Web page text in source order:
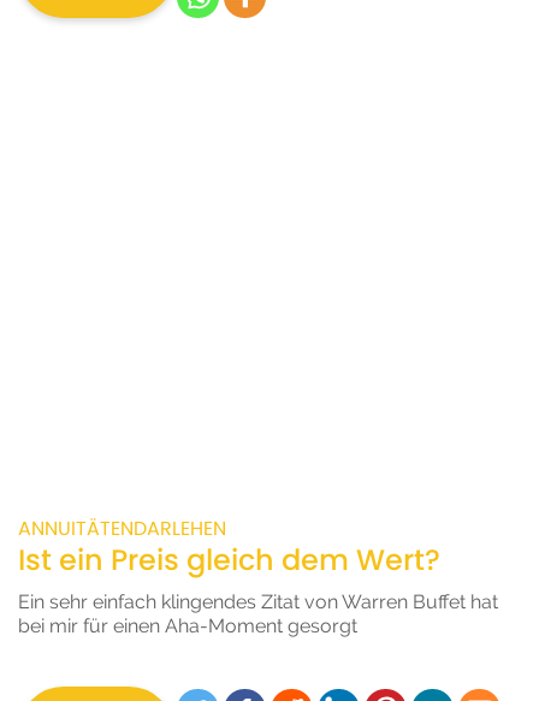
ANNUITÄTENDARLEHEN
Ist ein Preis gleich dem Wert?
Ein sehr einfach klingendes Zitat von Warren Buffet hat
bei mir für einen Aha-Moment gesorgt